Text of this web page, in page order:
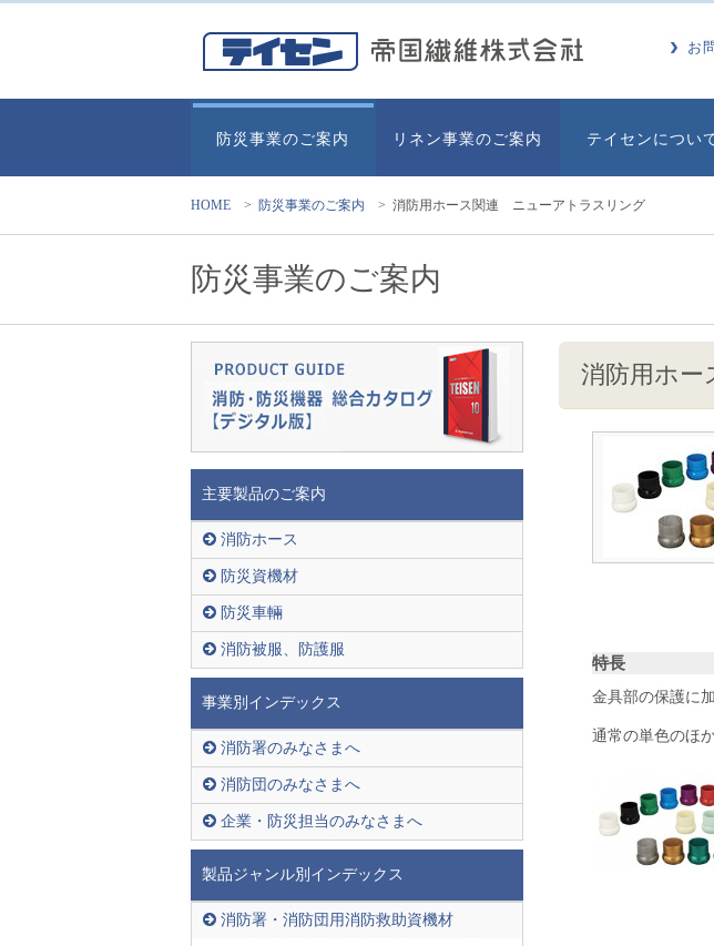
お
防災事業のご案内 リネン事業のご案内 テイセンについ
HOME > 防災事業のご案内 > 消防用ホース関連 ニューアトラスリング
防災事業のご案内
主要製品のご案内
消防ホース
防災資機材
防災車輛
消防被服、防護服
事業別インデックス
消防署のみなさまへ
消防団のみなさまへ
企業・防災担当のみなさまへ
製品ジャンル別インデックス
消防署・消防団用消防救助資機材
消防用ホ
特長
金具部の保護に
通常の単色のほ